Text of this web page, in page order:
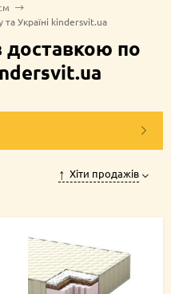
Україні kindersvit.ua
доставкою по
Хіти продажів